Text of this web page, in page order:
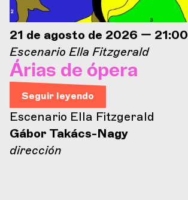
21 de agosto de 2026 — 21:00
Escenario Ella Fitzgerald
Árias de ópera
Seguir leyendo
Escenario Ella Fitzgerald
Gábor Takács-Nagy
dirección